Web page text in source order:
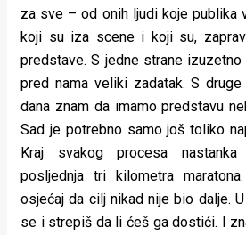
za sve – od onih ljudi koje publika
koji su iza scene i koji su,
predstave. S jedne strane
pred nama veliki zadatak. S
dana znam da imamo predstavu
Sad je potrebno samo još toliko
Kraj svakog procesa
posljednja tri kilometra
osjećaj da cilj nikad nije bio dalje.
se i strepiš da li ćeš ga dostići. I